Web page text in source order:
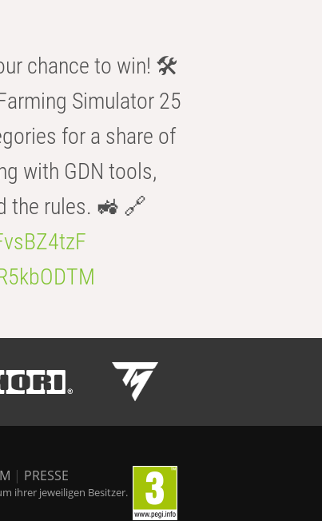
chance to win! 🛠️
Simulator 25
for a share of
with GDN tools,
the rules. 🚜 🔗
| PRESSE
ihrer jeweiligen Besitzer.